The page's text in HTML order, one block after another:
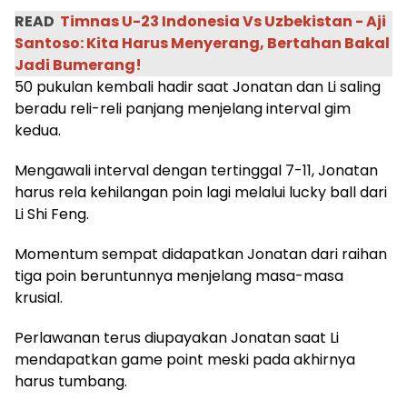
READ Timnas U-23 Indonesia Vs Uzbekistan - Aji
Santoso: Kita Harus Menyerang, Bertahan Bakal
Jadi Bumerang!
50 pukulan kembali hadir saat Jonatan dan Li saling
beradu reli-reli panjang menjelang interval gim
kedua.
Mengawali interval dengan tertinggal 7-11, Jonatan
harus rela kehilangan poin lagi melalui lucky ball dari
Li Shi Feng.
Momentum sempat didapatkan Jonatan dari raihan
tiga poin beruntunnya menjelang masa-masa
krusial.
Perlawanan terus diupayakan Jonatan saat Li
mendapatkan game point meski pada akhirnya
harus tumbang.